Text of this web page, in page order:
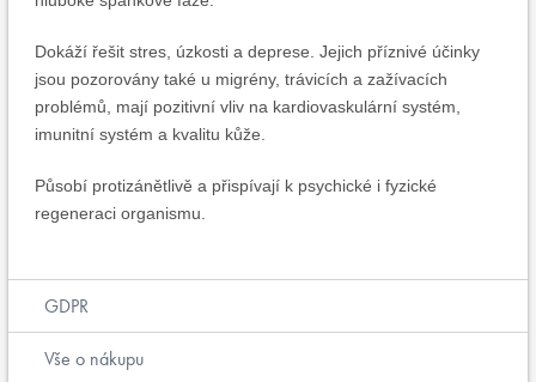
Dokáží řešit stres, úzkosti a deprese. Jejich příznivé účinky
jsou pozorovány také u migrény, trávicích a zažívacích
problémů, mají pozitivní vliv na kardiovaskulární systém,
imunitní systém a kvalitu kůže.
Působí protizánětlivě a přispívají k psychické i fyzické
regeneraci organismu.
GDPR
Vše o nákupu